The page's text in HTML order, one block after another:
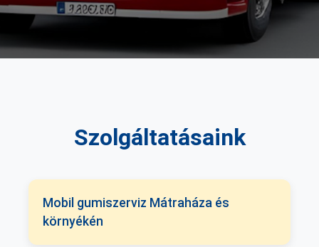
Szolgáltatásaink
Mobil gumiszerviz Mátraháza és
környékén